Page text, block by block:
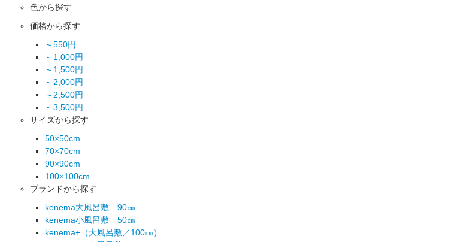
色から探す
価格から探す
～550円
～1,000円
～1,500円
～2,000円
～2,500円
～3,500円
サイズから探す
50×50cm
70×70cm
90×90cm
100×100cm
ブランドから探す
kenema大風呂敷 90㎝
kenema小風呂敷 50㎝
kenema+（大風呂敷／100㎝）